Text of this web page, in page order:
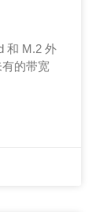
和 M.2 外
的带宽